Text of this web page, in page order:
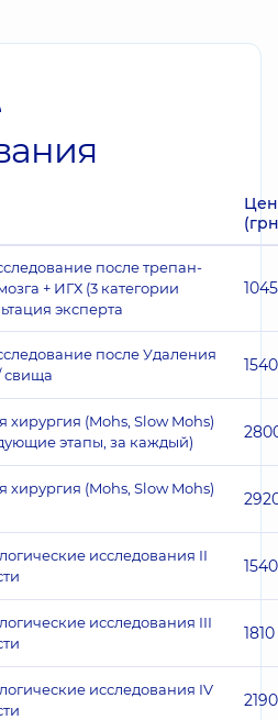
после трепан-
+ ИГХ (3 категории
эксперта
после Удаления
свища
1540
(Mohs, Slow Mohs)
этапы, за каждый)
(Mohs, Slow Mohs)
исследования II
1540
исследования III
1810
исследования IV
2190